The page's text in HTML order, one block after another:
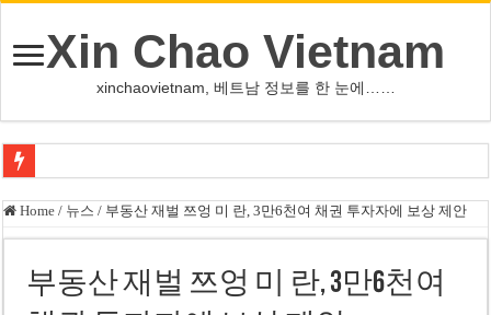
Xin Chao Vietnam
xinchaovietnam, 베트남 정보를 한 눈에……
쩐 타인 먼 베트남 국회의장 “외교 성과, 국가 위상 제고에 크게 기여”
싱가포르 하오마트, 마지막 프리미엄 매장 폐점… 적자·소송 악재 속 사업 축
베트남 은행 분기 순이익 1조 동 시대…비엣콤뱅크 등 5곳 돌파
PNJ, 다이아몬드 밀수 여파에 2분기 적자… 10월 임시 주총 개최
Home / 뉴스 / 부동산 재벌 쯔엉 미 란, 3만6천여 채권 투자자에 보상 제안
부동산 재벌 쯔엉 미 란, 3만6천여